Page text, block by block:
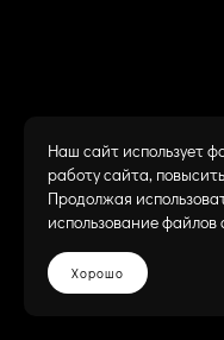
Наш сайт использует
работу сайта,
Продолжая
использование файлов
Хорошо